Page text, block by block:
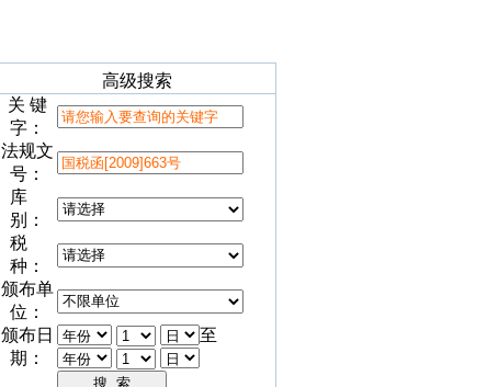
高级搜索
关 键
字：
法规文
号：
库
别：
税
种：
颁布单
位：
颁布日
期：
至